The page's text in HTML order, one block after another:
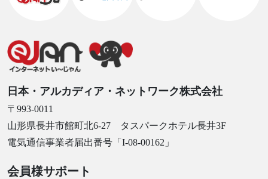
日本・アルカディア・ネットワーク株式会社
〒993-0011
山形県長井市館町北6-27 タスパークホテル長井3F
電気通信事業者届出番号「I-08-00162」
会員様サポート